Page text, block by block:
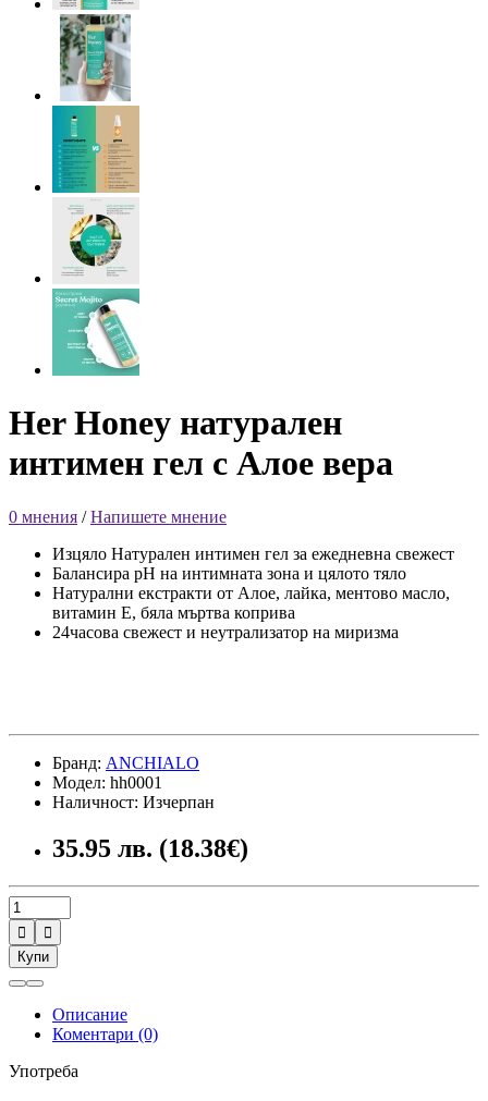
Her Honey натурален
интимен гел с Алое вера
0 мнения /Напишете мнение
Изцяло Натурален интимен гел за ежедневна свежест
Балансира рН на интимната зона и цялото тяло
Натурални екстракти от Алое, лайка, ментово масло,
витамин Е, бяла мъртва коприва
24часова свежест и неутрализатор на миризма
Бранд: ANCHIALO
Модел: hh0001
Наличност: Изчерпан
35.95 лв. (18.38€)


Купи
Описание
Коментари (0)
Употреба